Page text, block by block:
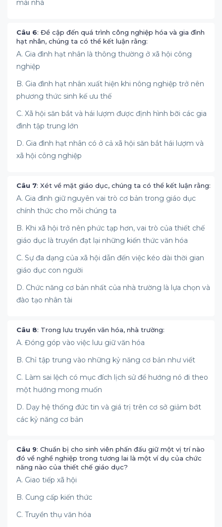
mái nhà
Câu 6: Đề cập đến quá trình công nghiệp hóa và gia đình
hạt nhân, chúng ta có thể kết luận rằng:
A. Gia đình hạt nhân là thông thường ở xã hội công
nghiệp
B. Gia đình hạt nhân xuất hiện khi nông nghiệp trở nên
phương thức sinh kế ưu thế
C. Xã hội săn bắt và hái lượm được định hình bỡi các gia
đình tập trung lớn
D. Gia đình hạt nhân có ở cả xã hội săn bắt hái lượm và
xã hội công nghiệp
Câu 7: Xét về mặt giáo dục, chúng ta có thể kết luận rằng:
A. Gia đình giữ nguyên vai trò cơ bản trong giáo dục
chính thức cho mỗi chúng ta
B. Khi xã hội trở nên phức tạp hơn, vai trò của thiết chế
giáo dục là truyền đạt lại những kiến thức văn hóa
C. Sự đa dạng của xã hội dẫn đến việc kéo dài thời gian
giáo dục con người
D. Chức năng cơ bản nhất của nhà trường là lựa chọn và
đào tạo nhân tài
Câu 8: Trong lưu truyền văn hóa, nhà trường:
A. Đóng góp vào việc lưu giữ văn hóa
B. Chỉ tập trung vào những kỷ năng cơ bản như viết
C. Làm sai lệch có mục đích lịch sử để hướng nó đi theo
một hướng mong muốn
D. Dạy hệ thống đức tin và giá trị trên cơ sở giảm bớt
các kỷ năng cơ bản
Câu 9: Chuẩn bị cho sinh viên phấn đấu giữ một vị trí nào
đó về nghề nghiệp trong tương lai là một ví dụ của chức
năng nào của thiết chế giáo dục?
A. Giao tiếp xã hội
B. Cung cấp kiến thức
C. Truyền thụ văn hóa